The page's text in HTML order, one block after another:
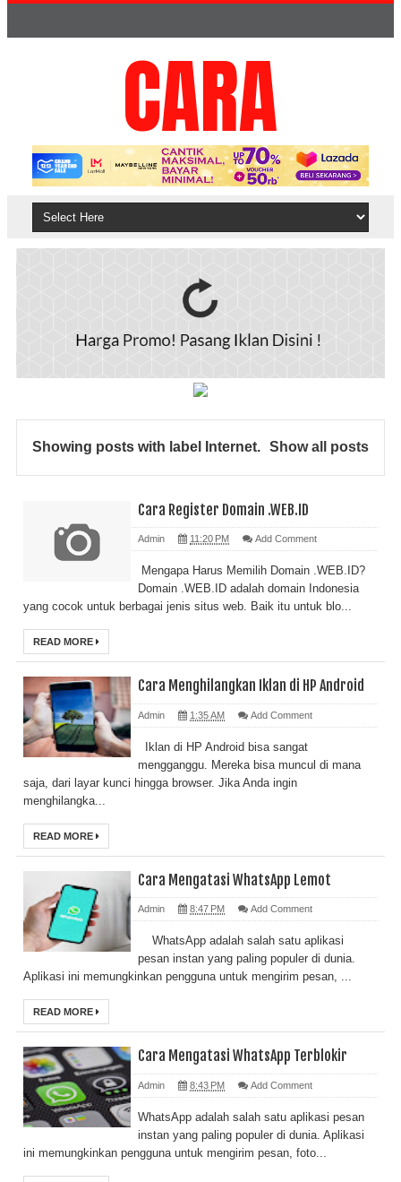
Showing posts with label Internet. Show all posts
Cara Register Domain .WEB.ID
Admin 11:20 PM Add Comment
Mengapa Harus Memilih Domain .WEB.ID?
Domain .WEB.ID adalah domain Indonesia
yang cocok untuk berbagai jenis situs web. Baik itu untuk blo...
READ MORE
Cara Menghilangkan Iklan di HP Android
Admin 1:35 AM Add Comment
Iklan di HP Android bisa sangat
mengganggu. Mereka bisa muncul di mana
saja, dari layar kunci hingga browser. Jika Anda ingin
menghilangka...
READ MORE
Cara Mengatasi WhatsApp Lemot
Admin 8:47 PM Add Comment
WhatsApp adalah salah satu aplikasi
pesan instan yang paling populer di dunia.
Aplikasi ini memungkinkan pengguna untuk mengirim pesan, ...
READ MORE
Cara Mengatasi WhatsApp Terblokir
Admin 8:43 PM Add Comment
WhatsApp adalah salah satu aplikasi pesan
instan yang paling populer di dunia. Aplikasi
ini memungkinkan pengguna untuk mengirim pesan, foto...